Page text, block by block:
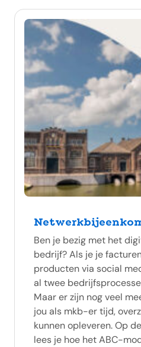
Ben je bezig met het
bedrijf? Als je je
producten via social
al twee
Maar er zijn nog veel
jou als mkb-er tijd,
kunnen opleveren. Op
lees je hoe het ABC-